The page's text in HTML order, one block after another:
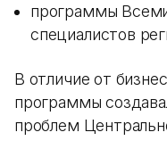
программы
специалистов
В отличие от
программы
проблем